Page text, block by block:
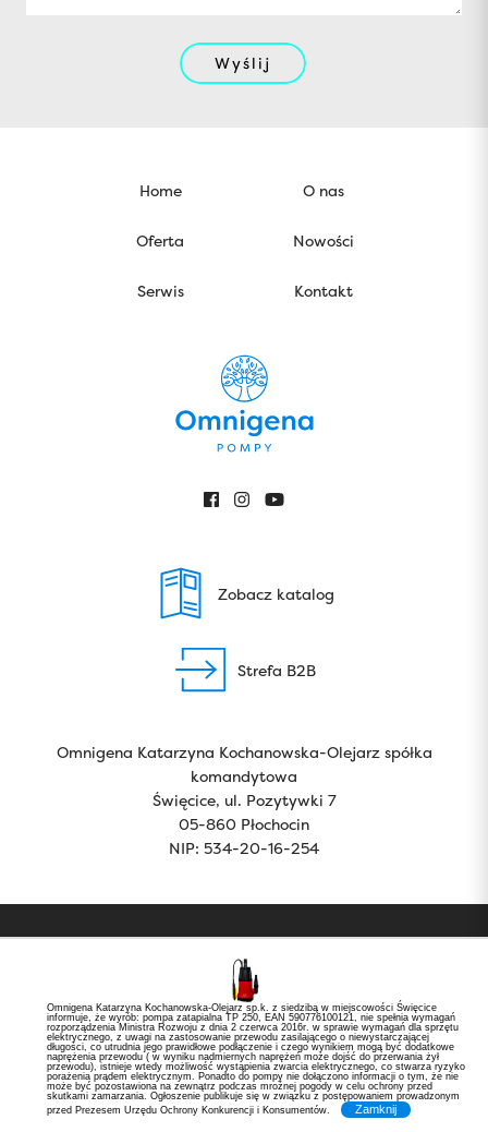
Wyślij
Home O nas
Oferta Nowości
Serwis Kontakt
Zobacz katalog
Strefa B2B
Omnigena Katarzyna Kochanowska-Olejarz spółka
komandytowa
Święcice, ul. Pozytywki 7
05-860 Płochocin
NIP: 534-20-16-254
Copyright 2024 by Omnigena. All rights reserved.
Polityka prywatności RODO
Created by
Omnigena Katarzyna Kochanowska-Olejarz sp.k. z siedzibą w miejscowości Święcice
informuje, że wyrób: pompa zatapialna TP 250, EAN 590776100121, nie spełnia wymagań
rozporządzenia Ministra Rozwoju z dnia 2 czerwca 2016r. w sprawie wymagań dla sprzętu
elektrycznego, z uwagi na zastosowanie przewodu zasilającego o niewystarczającej
długości, co utrudnia jego prawidłowe podłączenie i czego wynikiem mogą być dodatkowe
naprężenia przewodu ( w wyniku nadmiernych naprężeń może dojść do przerwania żył
przewodu), istnieje wtedy możliwość wystąpienia zwarcia elektrycznego, co stwarza ryzyko
porażenia prądem elektrycznym. Ponadto do pompy nie dołączono informacji o tym, że nie
może być pozostawiona na zewnątrz podczas mroźnej pogody w celu ochrony przed
skutkami zamarzania. Ogłoszenie publikuje się w związku z postępowaniem prowadzonym
przed Prezesem Urzędu Ochrony Konkurencji i Konsumentów.
Zamknij